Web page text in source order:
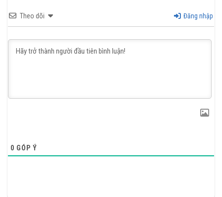
Theo dõi Đăng nhập
0 GÓP Ý